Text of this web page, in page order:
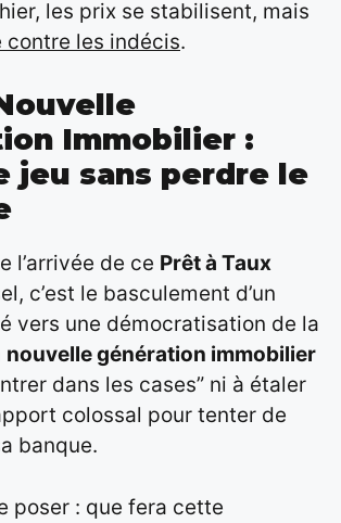
les prix se stabilisent, mais
contre les indécis.
Immobilier :
jeu sans perdre le
l’arrivée de ce Prêt à Taux
c’est le basculement d’un
vers une démocratisation de la
nouvelle génération immobilier
dans les cases” ni à étaler
colossal pour tenter de
banque.
poser : que fera cette